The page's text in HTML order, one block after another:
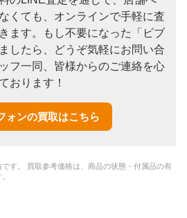
くても、オンラインで手軽に査
ます。もし不要になった「ビブ
したら、どうぞ気軽にお問い合
フ一同、皆様からのご連絡を心
おります！
ォンの買取はこちら
す。 買取参考価格は、商品の状態・付属品の有